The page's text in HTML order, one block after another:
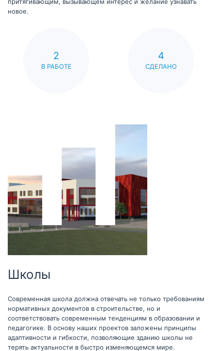
притягивающим, вызывающем интерес и желание узнавать
новое.
2
В РАБОТЕ
4
СДЕЛАНО
Школы
Современная школа должна отвечать не только требованиям
нормативных документов в строительстве, но и
соответствовать современным тенденциям в образовании и
педагогике. В основу наших проектов заложены принципы
адаптивности и гибкости, позволяющие зданию школы не
терять актуальности в быстро изменяющемся мире.